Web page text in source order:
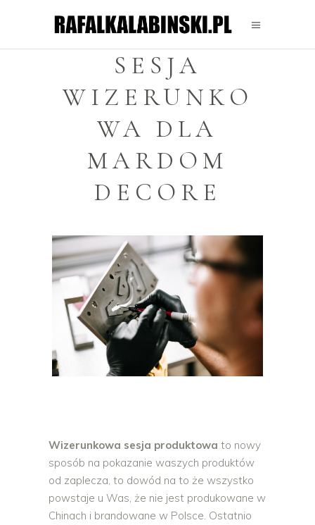
SESJA
WIZERUNKO
WA DLA
MARDOM
DECORE
Wizerunkowa sesja produktowa to nowy
sposób na pokazanie waszych produktów
od zaplecza, to dowód na to że wszystko
powstaje u Was, że nie jest produkowane w
Chinach i brandowane w Polsce. Ostatnio